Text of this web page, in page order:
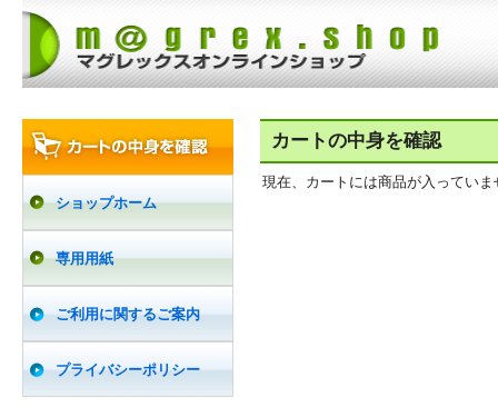
ショップホーム
専用用紙
ご利用に関するご案内
プライバシーポリシー
カートの中身を確認
現在、カートには商品が入っていま